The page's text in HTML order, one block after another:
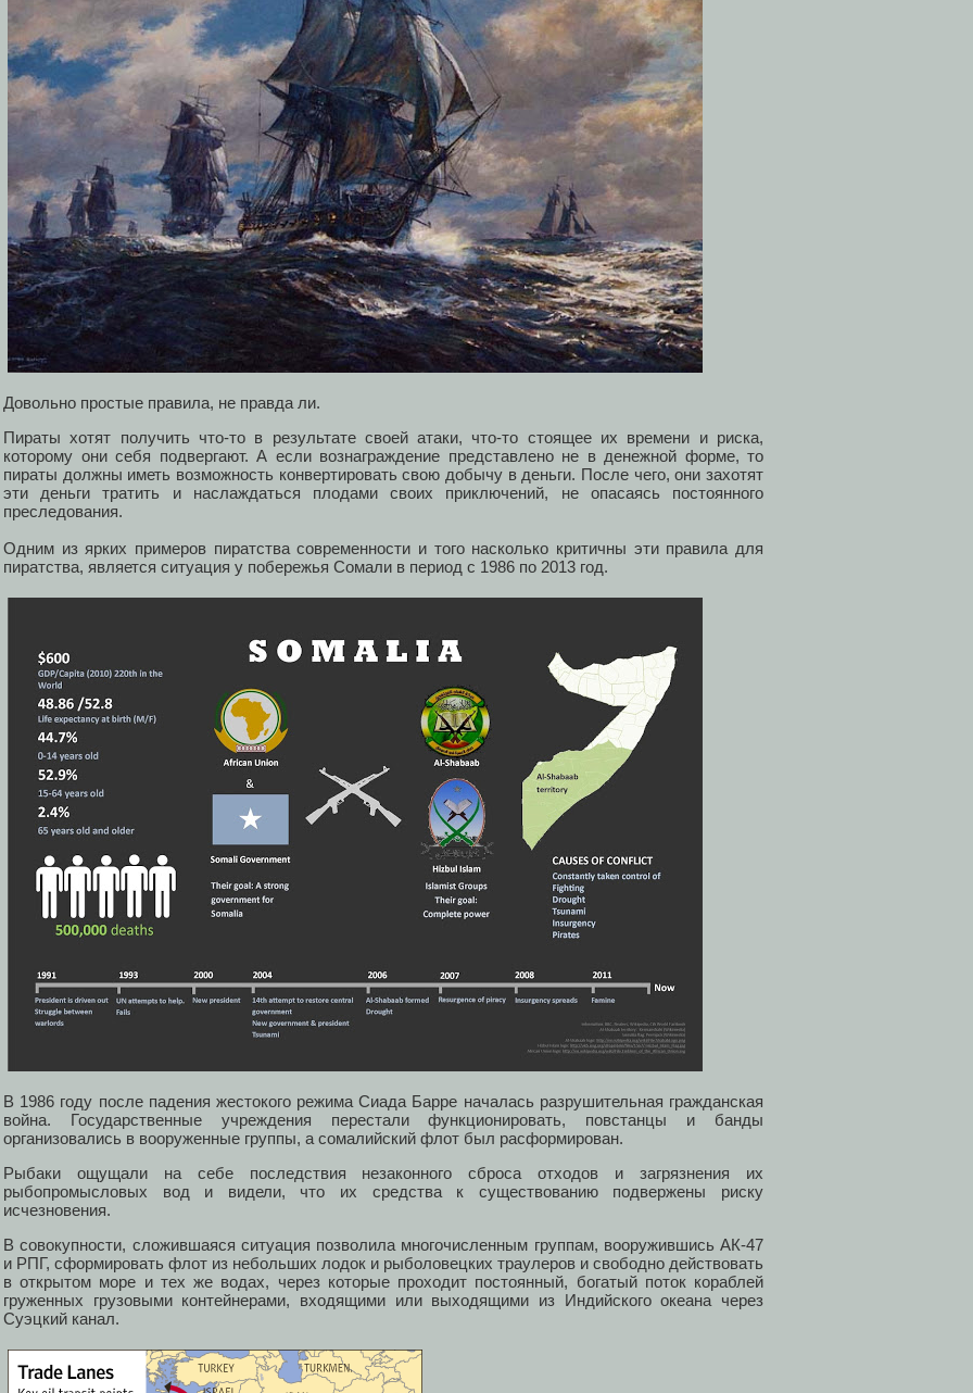
Довольно простые правила, не правда ли.
Пираты хотят получить что-то в результате своей атаки, что-то стоящее их времени и риска,
которому они себя подвергают. А если вознаграждение представлено не в денежной форме, то
пираты должны иметь возможность конвертировать свою добычу в деньги. После чего, они захотят
эти деньги тратить и наслаждаться плодами своих приключений, не опасаясь постоянного
преследования.
Одним из ярких примеров пиратства современности и того насколько критичны эти правила для
пиратства, является ситуация у побережья Сомали в период с 1986 по 2013 год.
В 1986 году после падения жестокого режима Сиада Барре началась разрушительная гражданская
война. Государственные учреждения перестали функционировать, повстанцы и банды
организовались в вооруженные группы, а сомалийский флот был расформирован.
Рыбаки ощущали на себе последствия незаконного сброса отходов и загрязнения их
рыбопромысловых вод и видели, что их средства к существованию подвержены риску
исчезновения.
В совокупности, сложившаяся ситуация позволила многочисленным группам, вооружившись АК-47
и РПГ, сформировать флот из небольших лодок и рыболовецких траулеров и свободно действовать
в открытом море и тех же водах, через которые проходит постоянный, богатый поток кораблей
груженных грузовыми контейнерами, входящими или выходящими из Индийского океана через
Суэцкий канал.